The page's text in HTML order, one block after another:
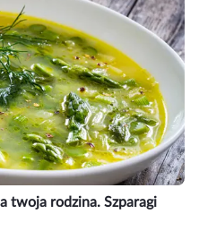
twoja rodzina. Szparagi